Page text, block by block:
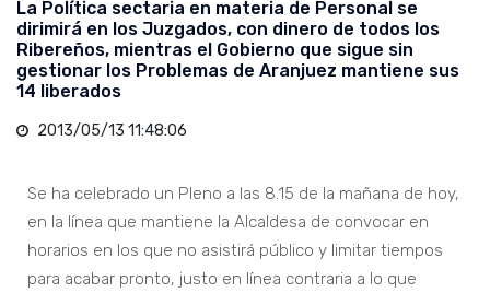
La Política sectaria en materia de Personal se
dirimirá en los Juzgados, con dinero de todos los
Ribereños, mientras el Gobierno que sigue sin
gestionar los Problemas de Aranjuez mantiene sus
14 liberados
2013/05/13 11:48:06
Se ha celebrado un Pleno a las 8.15 de la mañana de hoy,
en la línea que mantiene la Alcaldesa de convocar en
horarios en los que no asistirá público y limitar tiempos
para acabar pronto, justo en línea contraria a lo que